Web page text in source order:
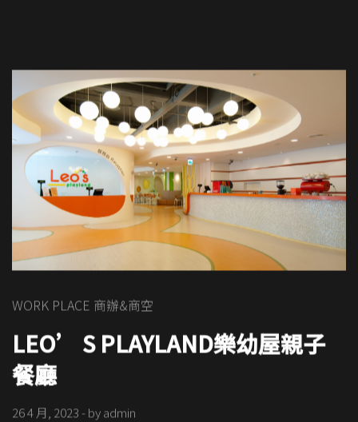
WORK PLACE 商辦&商空
LEO’ S PLAYLAND樂幼屋親子
餐廳
26 4 月, 2023 - byadmin